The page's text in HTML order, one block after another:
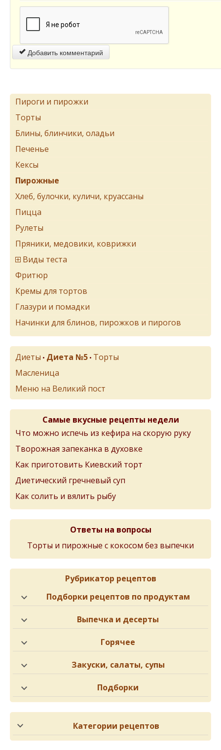
Добавить комментарий
Пироги и пирожки
Торты
Блины, блинчики, оладьи
Печенье
Кексы
Пирожные
Хлеб, булочки, куличи, круассаны
Пицца
Рулеты
Пряники, медовики, коврижки
Виды теста
Фритюр
Кремы для тортов
Глазури и помадки
Начинки для блинов, пирожков и пирогов
Диеты • Диета №5 • Торты
Масленица
Меню на Великий пост
Самые вкусные рецепты недели
Что можно испечь из кефира на скорую руку
Творожная запеканка в духовке
Как приготовить Киевский торт
Диетический гречневый суп
Как солить и вялить рыбу
Ответы на вопросы
Торты и пирожные с кокосом без выпечки
Рубрикатор рецептов
Подборки рецептов по продуктам
Выпечка и десерты
Горячее
Закуски, салаты, супы
Подборки
Категории рецептов